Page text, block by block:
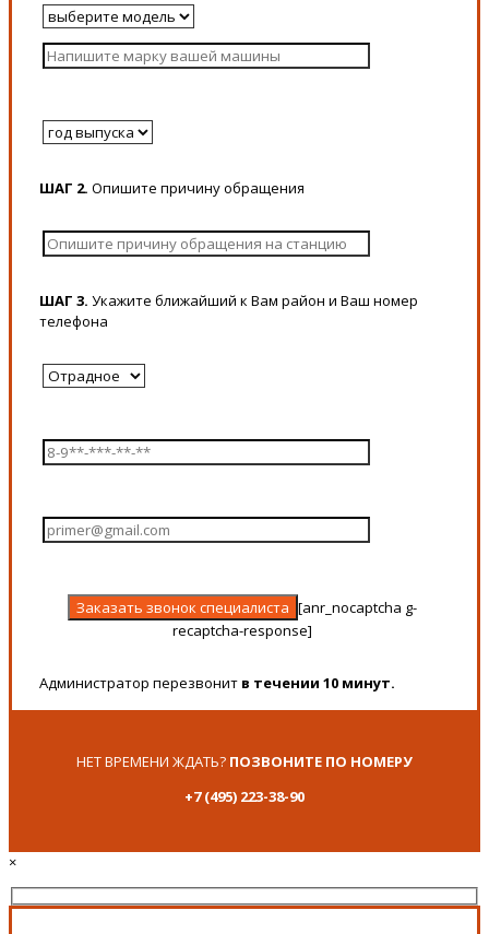
ШАГ 2. Опишите причину обращения
ШАГ 3. Укажите ближайший к Вам район и Ваш номер
телефона
[anr_nocaptcha g-
recaptcha-response]
Администратор перезвонит в течении 10 минут.
НЕТ ВРЕМЕНИ ЖДАТЬ? ПОЗВОНИТЕ ПО НОМЕРУ
+7 (495) 223-38-90
×